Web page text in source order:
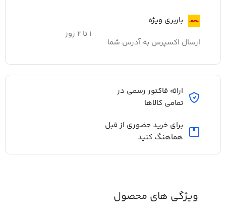
باربری ویژه
ارسال اکسپرس به آدرس شما
۱ تا ۲ روز
ارائه فاکتور رسمی در
تمامی کالاها
برای خرید حضوری از قبل
هماهنگ کنید
ویژگی های محصول